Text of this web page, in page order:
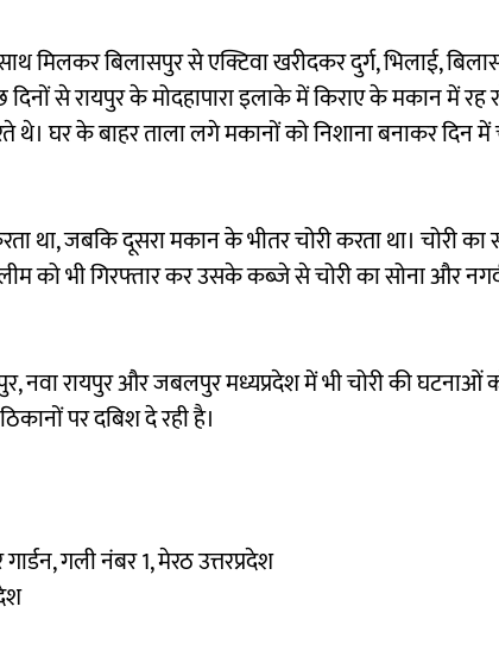
मिलकर बिलासपुर से एक्टिवा खरीदकर दुर्ग, भिलाई,
से रायपुर के मोदहापारा इलाके में किराए के मकान में
घर के बाहर ताला लगे मकानों को निशाना बनाकर दिन में
था, जबकि दूसरा मकान के भीतर चोरी करता था। चोरी
को भी गिरफ्तार कर उसके कब्जे से चोरी का सोना और
नवा रायपुर और जबलपुर मध्यप्रदेश में भी चोरी की घटनाओं
पर दबिश दे रही है।
गली नंबर 1, मेरठ उत्तरप्रदेश